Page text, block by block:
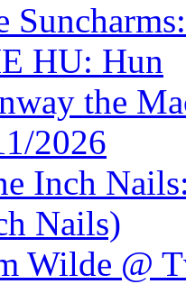
HU: Hun
the
2026
Inch
Nails)
Wilde @